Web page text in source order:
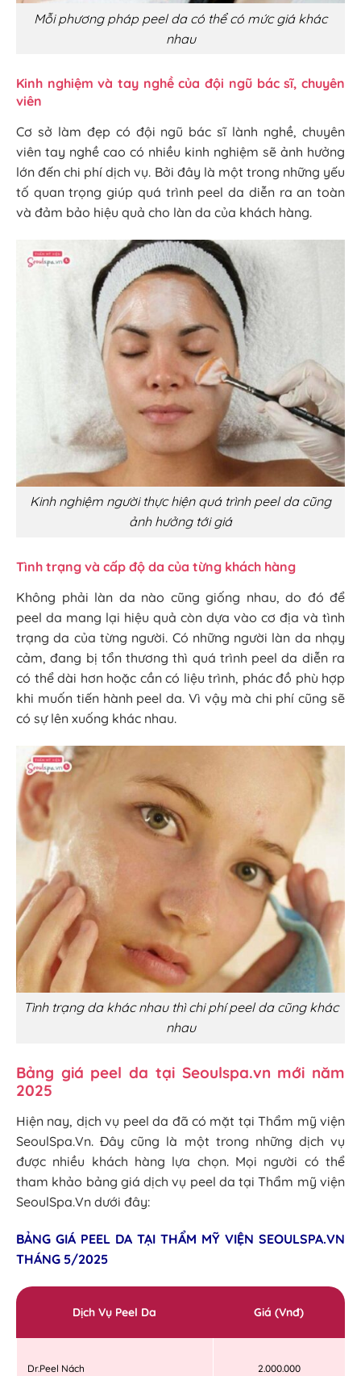
Mỗi phương pháp peel da có thể có mức giá khác
nhau
Kinh nghiệm và tay nghề của đội ngũ bác sĩ, chuyên
viên
Cơ sở làm đẹp có đội ngũ bác sĩ lành nghề, chuyên
viên tay nghề cao có nhiều kinh nghiệm sẽ ảnh hưởng
lớn đến chi phí dịch vụ. Bởi đây là một trong những yếu
tố quan trọng giúp quá trình peel da diễn ra an toàn
và đảm bảo hiệu quả cho làn da của khách hàng.
Kinh nghiệm người thực hiện quá trình peel da cũng
ảnh hưởng tới giá
Tình trạng và cấp độ da của từng khách hàng
Không phải làn da nào cũng giống nhau, do đó để
peel da mang lại hiệu quả còn dựa vào cơ địa và tình
trạng da của từng người. Có những người làn da nhạy
cảm, đang bị tổn thương thì quá trình peel da diễn ra
có thể dài hơn hoặc cần có liệu trình, phác đồ phù hợp
khi muốn tiến hành peel da. Vì vậy mà chi phí cũng sẽ
có sự lên xuống khác nhau.
Tình trạng da khác nhau thì chi phí peel da cũng khác
nhau
Bảng giá peel da tại Seoulspa.vn mới năm
2025
Hiện nay, dịch vụ peel da đã có mặt tại Thẩm mỹ viện
SeoulSpa.Vn. Đây cũng là một trong những dịch vụ
được nhiều khách hàng lựa chọn. Mọi người có thể
tham khảo bảng giá dịch vụ peel da tại Thẩm mỹ viện
SeoulSpa.Vn dưới đây:
BẢNG GIÁ PEEL DA TẠI THẨM MỸ VIỆN SEOULSPA.VN
THÁNG 5/2025
Dịch Vụ Peel Da Giá (Vnđ)
Dr.Peel Nách 2.000.000